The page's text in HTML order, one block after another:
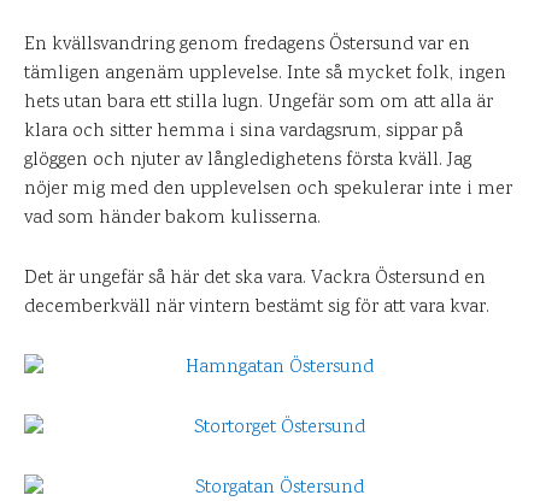
En kvällsvandring genom fredagens Östersund var en
tämligen angenäm upplevelse. Inte så mycket folk, ingen
hets utan bara ett stilla lugn. Ungefär som om att alla är
klara och sitter hemma i sina vardagsrum, sippar på
glöggen och njuter av långledighetens första kväll. Jag
nöjer mig med den upplevelsen och spekulerar inte i mer
vad som händer bakom kulisserna.
Det är ungefär så här det ska vara. Vackra Östersund en
decemberkväll när vintern bestämt sig för att vara kvar.